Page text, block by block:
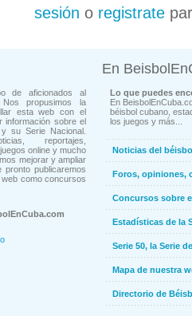
sesión o registrate
de aficionados al
propusimos la
esta web con el
información sobre el
su Serie Nacional.
reportajes,
online y mucho
mejorar y ampliar
publicaremos
como concursos
En
Lo que puedes
En
béisbol cubano,
los juegos y más...
Noticias del
Foros, opiniones,
Concursos sobre
Estadísticas de la
Serie 50, la Serie
Mapa de nuestra
Directorio de